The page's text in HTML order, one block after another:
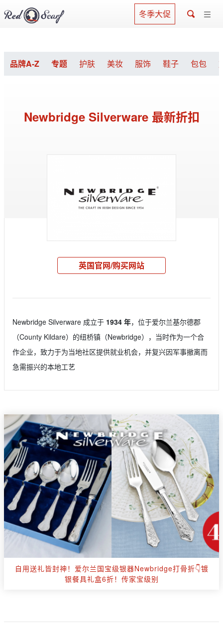
冬季大促
品牌A-Z 专题 护肤 美妆 服饰 鞋子 包包
Newbridge Silverware 最新折扣
英国官网/购买网站
Newbridge Silverware 成立于 1934 年，位于爱尔兰基尔德郡
（County Kildare）的纽桥镇（Newbridge），当时作为一个合
作企业，致力于为当地社区提供就业机会，并复兴因军事撤离而
急需振兴的本地工艺
自用送礼皆封神！爱尔兰国宝级银器Newbridge打骨折👇镀
银餐具礼盒6折！传家宝级别